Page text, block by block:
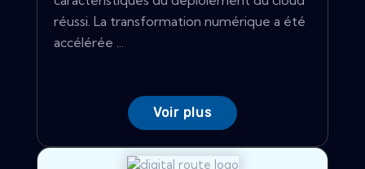
réussi. La transformation numérique a été
accélérée ...
Voir plus